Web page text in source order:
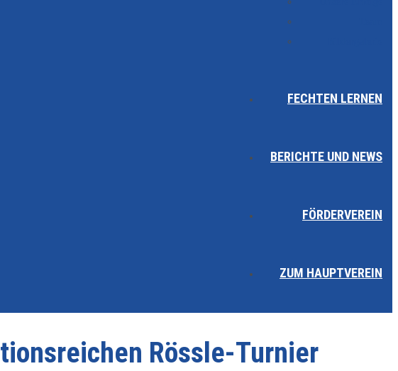
FECHTEN LERNEN
BERICHTE UND NEWS
FÖRDERVEREIN
ZUM HAUPTVEREIN
Rössle-Turnier